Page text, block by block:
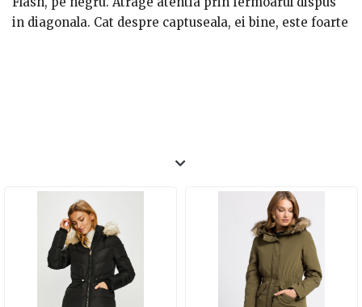
in diagonala. Cat despre captuseala, ei bine, este foarte